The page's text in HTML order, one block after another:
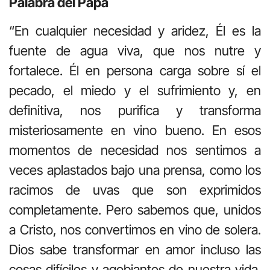
“En cualquier necesidad y aridez, Él es la
fuente de agua viva, que nos nutre y
fortalece. Él en persona carga sobre sí el
pecado, el miedo y el sufrimiento y, en
definitiva, nos purifica y transforma
misteriosamente en vino bueno. En esos
momentos de necesidad nos sentimos a
veces aplastados bajo una prensa, como los
racimos de uvas que son exprimidos
completamente. Pero sabemos que, unidos
a Cristo, nos convertimos en vino de solera.
Dios sabe transformar en amor incluso las